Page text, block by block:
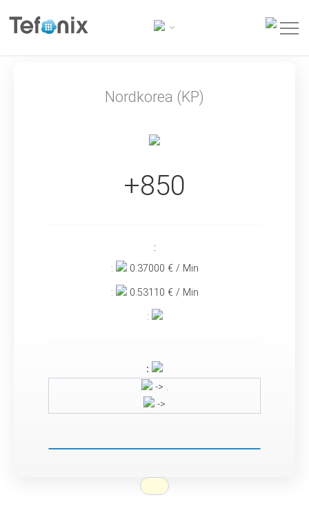
Nordkorea (KP)
+850
:
:
0.37000 € / Min
: 0.53110 € / Min
:
:
-> .
->